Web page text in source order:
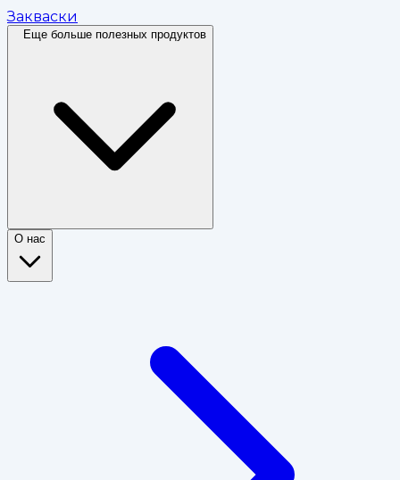
Закваски
Еще больше полезных продуктов
О нас